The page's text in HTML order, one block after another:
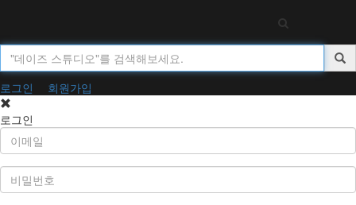
로그인
회원가입
로그인